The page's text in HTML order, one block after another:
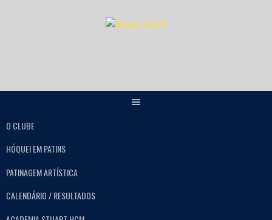
O CLUBE
HÓQUEI EM PATINS
PATINAGEM ARTÍSTICA
CALENDÁRIO / RESULTADOS